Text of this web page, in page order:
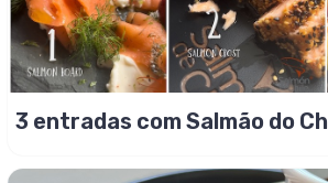
3 entradas com Salmão do